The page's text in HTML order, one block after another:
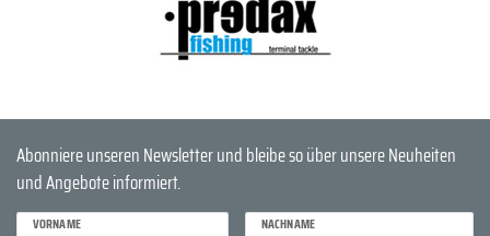
Abonniere unseren Newsletter und bleibe so über unsere Neuheiten
und Angebote informiert.
VORNAME NACHNAME